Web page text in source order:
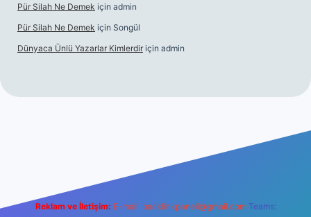
Pür Silah Ne Demek için admin
Pür Silah Ne Demek için Songül
Dünyaca Ünlü Yazarlar Kimlerdir için admin
Reklam ve İletişim: E-mail: backlinkpaneli@gmail.com Teams: